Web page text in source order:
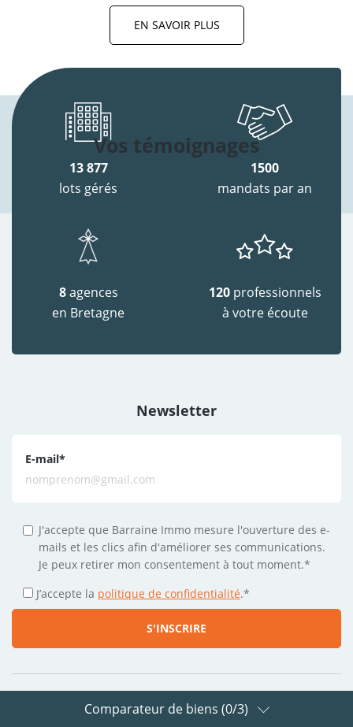
EN SAVOIR PLUS
Vos témoignages
13 877
lots gérés
1500
mandats par an
8agences
en Bretagne
120 professionnels
à votre écoute
Newsletter
E-mail*
J'accepte que Barraine Immo mesure l'ouverture des e-
mails et les clics afin d'améliorer ses communications.
Je peux retirer mon consentement à tout moment.*
J’accepte la politique de confidentialité.*
Suivez-nous sur les réseaux
Comparateur de biens (0/3)